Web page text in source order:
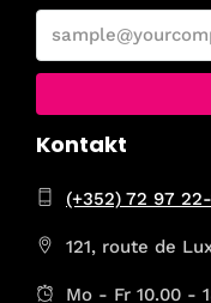
Kontakt
(+352) 72 97 22-
121, route de
Mo - Fr 10.00 -